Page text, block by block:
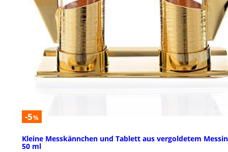
-5%
Kleine Messkännchen und Tablett aus vergoldetem
50 ml